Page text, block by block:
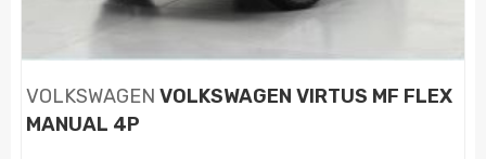
VOLKSWAGEN VOLKSWAGEN VIRTUS MF FLEX
MANUAL 4P